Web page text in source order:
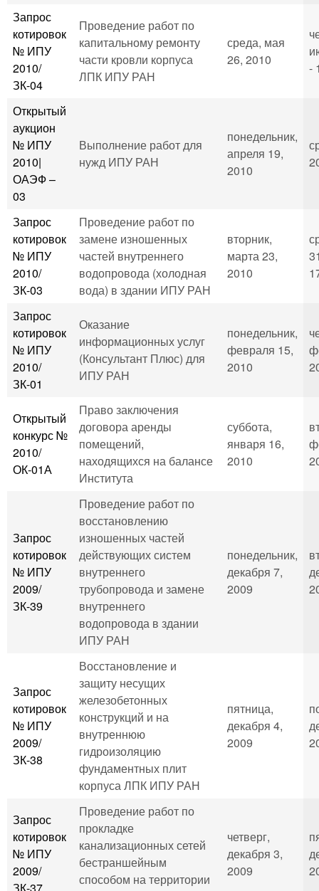
Запрос
котировок
№ ИПУ
2010/
ЗК-04
Проведение работ по
капитальному ремонту
части кровли корпуса
ЛПК ИПУ РАН
среда, мая
26, 2010
-
Открытый
аукцион
№ ИПУ
2010|
ОАЭФ –
03
Выполнение работ для
нужд ИПУ РАН
понедельник,
апреля 19,
2010
Запрос
котировок
№ ИПУ
2010/
ЗК-03
Проведение работ по
замене изношенных
частей внутреннего
водопровода (холодная
вода) в здании ИПУ РАН
вторник,
марта 23,
2010
Запрос
котировок
№ ИПУ
2010/
ЗК-01
Оказание
информационных услуг
(Консультант Плюс) для
ИПУ РАН
понедельник,
февраля 15,
2010
Открытый
конкурс №
2010/
ОК-01А
Право заключения
договора аренды
помещений,
находящихся на балансе
Института
суббота,
января 16,
2010
Запрос
котировок
№ ИПУ
2009/
ЗК-39
Проведение работ по
восстановлению
изношенных частей
действующих систем
внутреннего
трубопровода и замене
внутреннего
водопровода в здании
ИПУ РАН
понедельник,
декабря 7,
2009
Запрос
котировок
№ ИПУ
2009/
ЗК-38
Восстановление и
защиту несущих
железобетонных
конструкций и на
внутреннюю
гидроизоляцию
фундаментных плит
корпуса ЛПК ИПУ РАН
пятница,
декабря 4,
2009
Запрос
котировок
№ ИПУ
2009/
ЗК-37
Проведение работ по
прокладке
канализационных сетей
бестраншейным
способом на территории
четверг,
декабря 3,
2009